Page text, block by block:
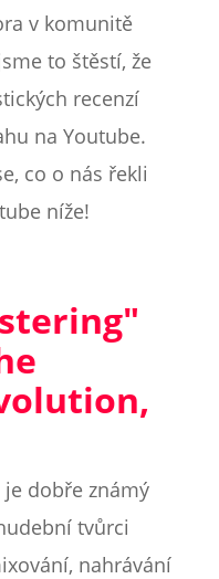
v komunitě
to štěstí, že
recenzí
na Youtube.
co o nás řekli
níže!
je dobře známý
tvůrci
nahrávání